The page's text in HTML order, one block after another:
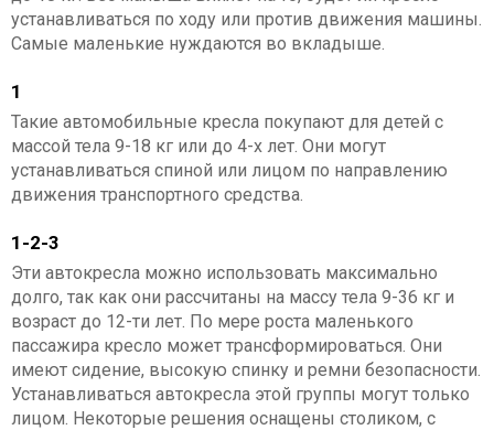
устанавливаться по ходу или против движения машины.
Самые маленькие нуждаются во вкладыше.
1
Такие автомобильные кресла покупают для детей с
массой тела 9-18 кг или до 4-х лет. Они могут
устанавливаться спиной или лицом по направлению
движения транспортного средства.
1-2-3
Эти автокресла можно использовать максимально
долго, так как они рассчитаны на массу тела 9-36 кг и
возраст до 12-ти лет. По мере роста маленького
пассажира кресло может трансформироваться. Они
имеют сидение, высокую спинку и ремни безопасности.
Устанавливаться автокресла этой группы могут только
лицом. Некоторые решения оснащены столиком, с